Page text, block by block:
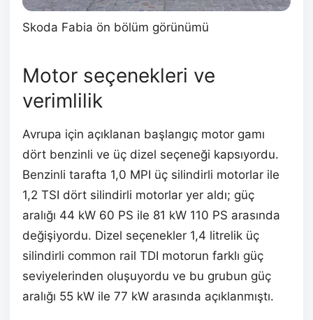
Skoda Fabia ön bölüm görünümü
Motor seçenekleri ve
verimlilik
Avrupa için açıklanan başlangıç motor gamı
dört benzinli ve üç dizel seçeneği kapsıyordu.
Benzinli tarafta 1,0 MPI üç silindirli motorlar ile
1,2 TSI dört silindirli motorlar yer aldı; güç
aralığı 44 kW 60 PS ile 81 kW 110 PS arasında
değişiyordu. Dizel seçenekler 1,4 litrelik üç
silindirli common rail TDI motorun farklı güç
seviyelerinden oluşuyordu ve bu grubun güç
aralığı 55 kW ile 77 kW arasında açıklanmıştı.